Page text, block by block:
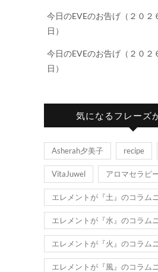
今日のEVEのお告げ（２０２
日）
今日のEVEのお告げ（２０２
日）
気になるフレーズ
Asherah夕美子 recipe
VitaJuwel アロマセラピ
エレメントが『土』のコラム
エレメントが『水』のコラム
エレメントが『火』のコラム
エレメントが『風』のコラム